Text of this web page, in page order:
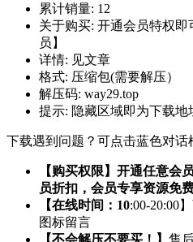
累计销量: 12
关于购买: 开通会员特权即
员】
详情: 见文章
格式: 压缩包(需要解压）
解压码: way29.top
提示: 隐藏区域即为下载
下载遇到问题？可点击蓝色对话
【购买权限】开通任意会
员折扣，会员专享资源免
【在线时间：10:00-20:00
图标留言